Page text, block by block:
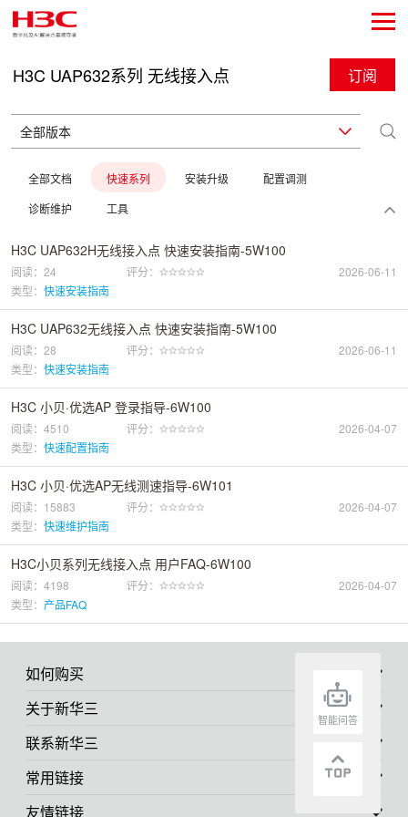
H3C UAP632系列 无线接入点 订阅
全部文档 快速系列 安装升级
配置调测
诊断维护
工具
H3C UAP632H无线接入点 快速安装指南-5W100
阅读：24 评分：
2026-06-11
类型： 快速安装指南
H3C UAP632无线接入点 快速安装指南-5W100
阅读：28 评分：
2026-06-11
类型： 快速安装指南
H3C 小贝·优选AP 登录指导-6W100
阅读：4510 评分：
2026-04-07
类型： 快速配置指南
H3C 小贝·优选AP无线测速指导-6W101
阅读：15883 评分：
2026-04-07
类型： 快速维护指南
H3C小贝系列无线接入点 用户FAQ-6W100
阅读：4198 评分：
2026-04-07
类型： 产品FAQ
如何购买
关于新华三
联系新华三
常用链接
友情链接
智能问答